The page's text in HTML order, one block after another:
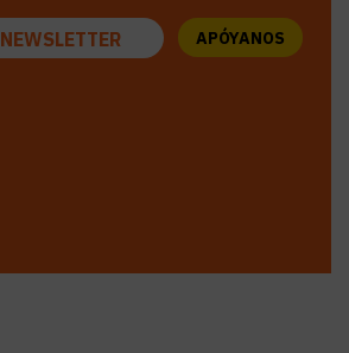
NEWSLETTER APÓYANOS